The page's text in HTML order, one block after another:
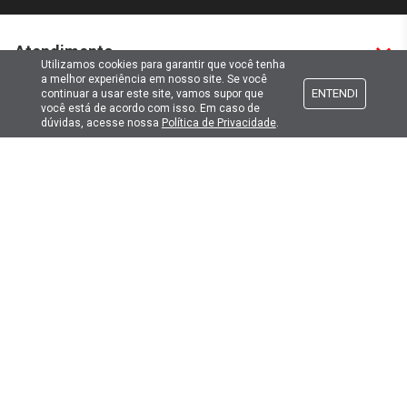
Atendimento
Formas de pagamento
Utilizamos cookies para garantir que você tenha
a melhor experiência em nosso site. Se você
continuar a usar este site, vamos supor que
você está de acordo com isso. Em caso de
dúvidas, acesse nossa Política de Privacidade.
ENTENDI